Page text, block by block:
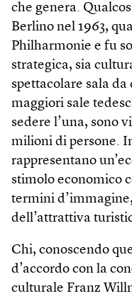
che genera.
Berlino nel 1963,
Philharmonie e fu
strategica, sia
spettacolare sala
maggiori sale
sedere l’una, sono
milioni di persone.
rappresentano
stimolo economico
termini
dell’attrattiva
Chi, conoscendo
d’accordo con la
culturale Franz